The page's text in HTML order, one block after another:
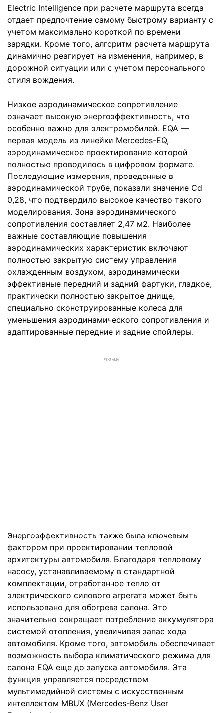
Electric Intelligence при расчете маршрута всегда
отдает предпочтение самому быстрому варианту с
учетом максимально короткой по времени
зарядки. Кроме того, алгоритм расчета маршрута
динамично реагирует на изменения, например, в
дорожной ситуации или с учетом персонального
стиля вождения.
Низкое аэродинамическое сопротивление
означает высокую энергоэффективность, что
особенно важно для электромобилей. EQA —
первая модель из линейки Mercedes-EQ,
аэродинамическое проектирование которой
полностью проводилось в цифровом формате.
Последующие измерения, проведенные в
аэродинамической трубе, показали значение Cd
0,28, что подтвердило высокое качество такого
моделирования. Зона аэродинамического
сопротивления составляет 2,47 м2. Наиболее
важные составляющие повышения
аэродинамических характеристик включают
полностью закрытую систему управления
охлажденным воздухом, аэродинамически
эффективные передний и задний фартуки, гладкое,
практически полностью закрытое днище,
специально сконструированные колеса для
уменьшения аэродинамического сопротивления и
адаптированные передние и задние спойлеры.
РЕКЛАМА
Энергоэффективность также была ключевым
фактором при проектировании тепловой
архитектуры автомобиля. Благодаря тепловому
насосу, устанавливаемому в стандартной
комплектации, отработанное тепло от
электрического силового агрегата может быть
использовано для обогрева салона. Это
значительно сокращает потребление аккумулятора
системой отопления, увеличивая запас хода
автомобиля. Кроме того, автомобиль обеспечивает
возможность выбора климатического режима для
салона EQA еще до запуска автомобиля. Эта
функция управляется посредством
мультимедийной системы с искусственным
интеллектом MBUX (Mercedes-Benz User